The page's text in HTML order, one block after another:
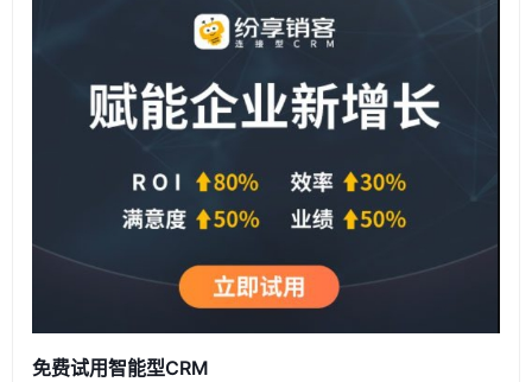
免费试用智能型CRM